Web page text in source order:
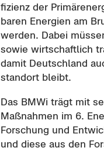
fi­zi­enz der
ba­ren En­er­gien am
wer­den. Dabei
sowie wirt­schaft­lich
damit Deutsch­land
stand­ort bleibt.
Das BMWi trägt mit
Maß­nah­men im 6.
For­schung und
und diese aus den